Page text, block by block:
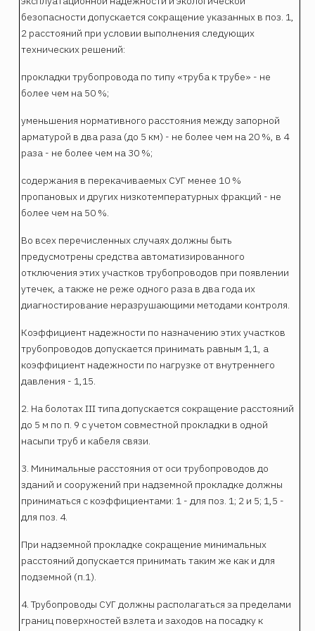
безопасности допускается сокращение указанных в поз. 1,
2 расстояний при условии выполнения следующих
технических решений:
прокладки трубопровода по типу «труба к трубе» - не
более чем на 50 %;
уменьшения нормативного расстояния между запорной
арматурой в два раза (до 5 км) - не более чем на 20 %, в 4
раза - не более чем на 30 %;
содержания в перекачиваемых СУГ менее 10 %
пропановых и других низкотемпературных фракций - не
более чем на 50 %.
Во всех перечисленных случаях должны быть
предусмотрены средства автоматизированного
отключения этих участков трубопроводов при появлении
утечек, а также не реже одного раза в два года их
диагностирование неразрушающими методами контроля.
Коэффициент надежности по назначению этих участков
трубопроводов допускается принимать равным 1,1, а
коэффициент надежности по нагрузке от внутреннего
давления - 1,15.
2. На болотах III типа допускается сокращение расстояний
до 5 м по п. 9 с учетом совместной прокладки в одной
насыпи труб и кабеля связи.
3. Минимальные расстояния от оси трубопроводов до
зданий и сооружений при надземной прокладке должны
приниматься с коэффициентами: 1 - для поз. 1; 2 и 5; 1,5 -
для поз. 4.
При надземной прокладке сокращение минимальных
расстояний допускается принимать таким же как и для
подземной (п.1).
4. Трубопроводы СУГ должны располагаться за пределами
границ поверхностей взлета и заходов на посадку к